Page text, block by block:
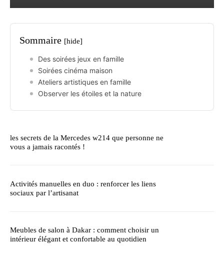
Sommaire [hide]
Des soirées jeux en famille
Soirées cinéma maison
Ateliers artistiques en famille
Observer les étoiles et la nature
les secrets de la Mercedes w214 que personne ne
vous a jamais racontés !
Activités manuelles en duo : renforcer les liens
sociaux par l’artisanat
Meubles de salon à Dakar : comment choisir un
intérieur élégant et confortable au quotidien